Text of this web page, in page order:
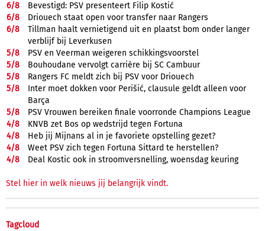
6/8
Bevestigd: PSV presenteert Filip Kostić
6/8
Driouech staat open voor transfer naar Rangers
6/8
Tillman haalt vernietigend uit en plaatst bom onder langer
verblijf bij Leverkusen
5/8
PSV en Veerman weigeren schikkingsvoorstel
5/8
Bouhoudane vervolgt carrière bij SC Cambuur
5/8
Rangers FC meldt zich bij PSV voor Driouech
5/8
Inter moet dokken voor Perišić, clausule geldt alleen voor
Barça
5/8
PSV Vrouwen bereiken finale voorronde Champions League
4/8
KNVB zet Bos op wedstrijd tegen Fortuna
4/8
Heb jij Mijnans al in je favoriete opstelling gezet?
4/8
Weet PSV zich tegen Fortuna Sittard te herstellen?
4/8 Deal Kostic ook in stroomversnelling, woensdag keuring
Stel hier in welk nieuws jij belangrijk vindt.
Tagcloud